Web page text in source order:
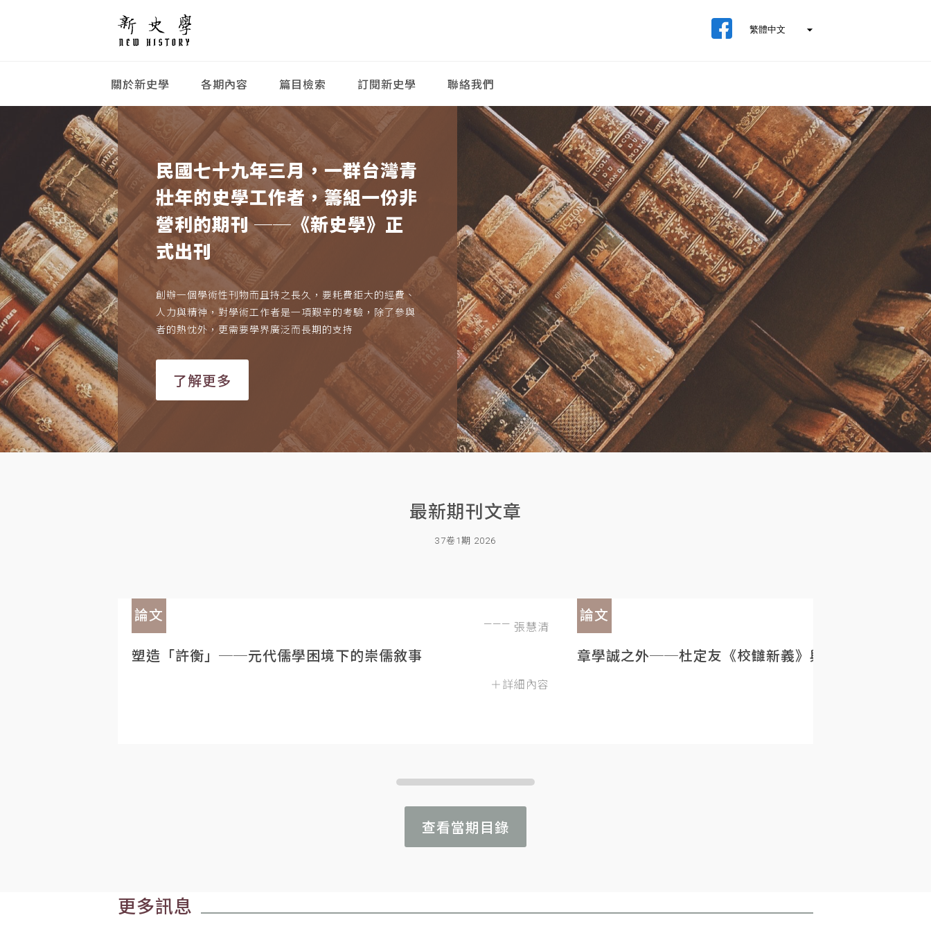
關於新史學 各期內容 篇目檢索 訂閱新史學 聯絡我們
民國七十九年三月，一群台灣青
壯年的史學工作者，籌組一份非
營利的期刊 ──《新史學》正
式出刊
創辦一個學術性刊物而且持之長久，要耗費鉅大的經費、
人力與精神，對學術工作者是一項艱辛的考驗，除了參與
者的熱忱外，更需要學界廣泛而長期的支持
了解更多
最新期刊文章
37卷1期 2026
論文
張慧清
塑造「許衡」──元代儒學困境下的崇儒敘事
＋詳細內容
論文
章學誠之外──杜定友《校讎新義》與民初目錄學的重
查看當期目錄
更多訊息